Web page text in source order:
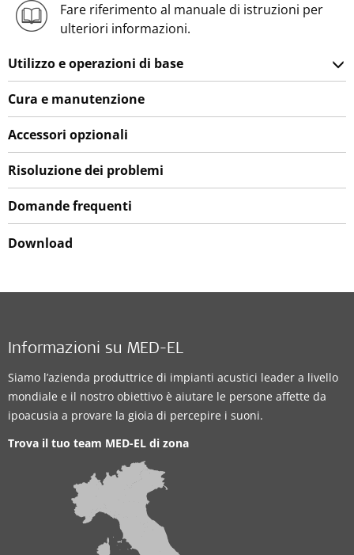
Fare riferimento al manuale di istruzioni per
ulteriori informazioni.
Utilizzo e operazioni di base
Cura e manutenzione
Accessori opzionali
Risoluzione dei problemi
Domande frequenti
Download
Informazioni su MED-EL
Siamo l’azienda produttrice di impianti acustici leader a livello
mondiale e il nostro obiettivo è aiutare le persone affette da
ipoacusia a provare la gioia di percepire i suoni.
Trova il tuo team MED-EL di zona